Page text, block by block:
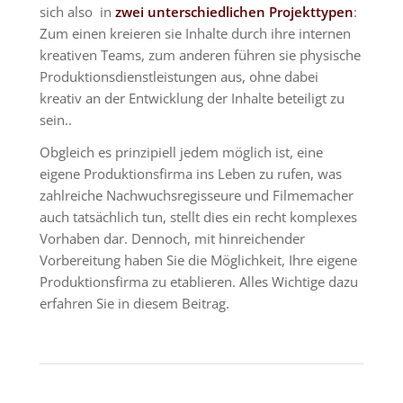
sich also inzwei unterschiedlichen Projekttypen:
Zum einen kreieren sie Inhalte durch ihre internen
kreativen Teams, zum anderen führen sie physische
Produktionsdienstleistungen aus, ohne dabei
kreativ an der Entwicklung der Inhalte beteiligt zu
sein..
Obgleich es prinzipiell jedem möglich ist, eine
eigene Produktionsfirma ins Leben zu rufen, was
zahlreiche Nachwuchsregisseure und Filmemacher
auch tatsächlich tun, stellt dies ein recht komplexes
Vorhaben dar. Dennoch, mit hinreichender
Vorbereitung haben Sie die Möglichkeit, Ihre eigene
Produktionsfirma zu etablieren. Alles Wichtige dazu
erfahren Sie in diesem Beitrag.